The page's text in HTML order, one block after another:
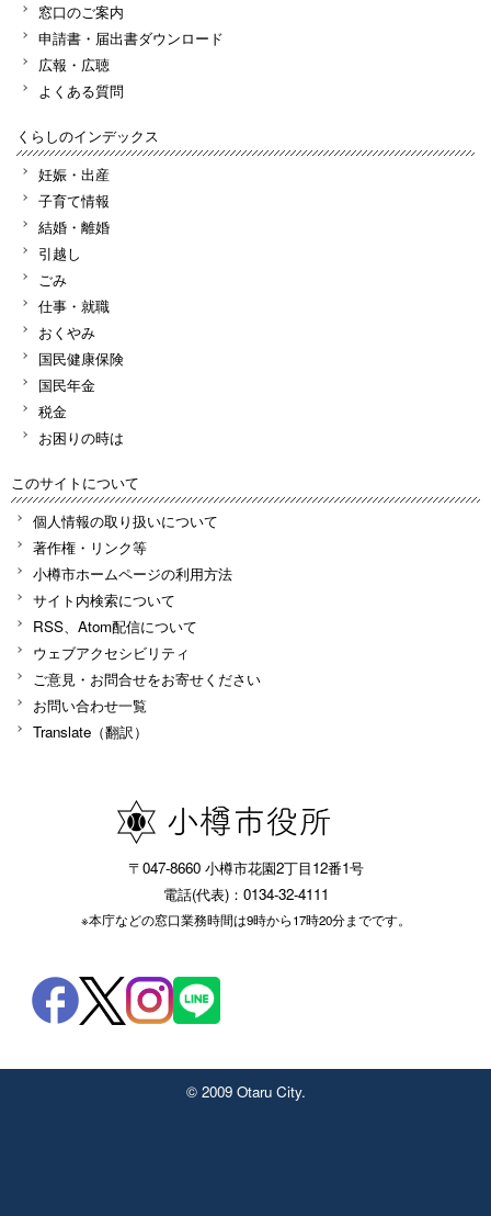
窓口のご案内
申請書・届出書ダウンロード
広報・広聴
よくある質問
くらしのインデックス
妊娠・出産
子育て情報
結婚・離婚
引越し
ごみ
仕事・就職
おくやみ
国民健康保険
国民年金
税金
お困りの時は
このサイトについて
個人情報の取り扱いについて
著作権・リンク等
小樽市ホームページの利用方法
サイト内検索について
RSS、Atom配信について
ウェブアクセシビリティ
ご意見・お問合せをお寄せください
お問い合わせ一覧
Translate（翻訳）
〒047-8660 小樽市花園2丁目12番1号
電話(代表)：0134-32-4111
※本庁などの窓口業務時間は9時から17時20分までです。
© 2009 Otaru City.